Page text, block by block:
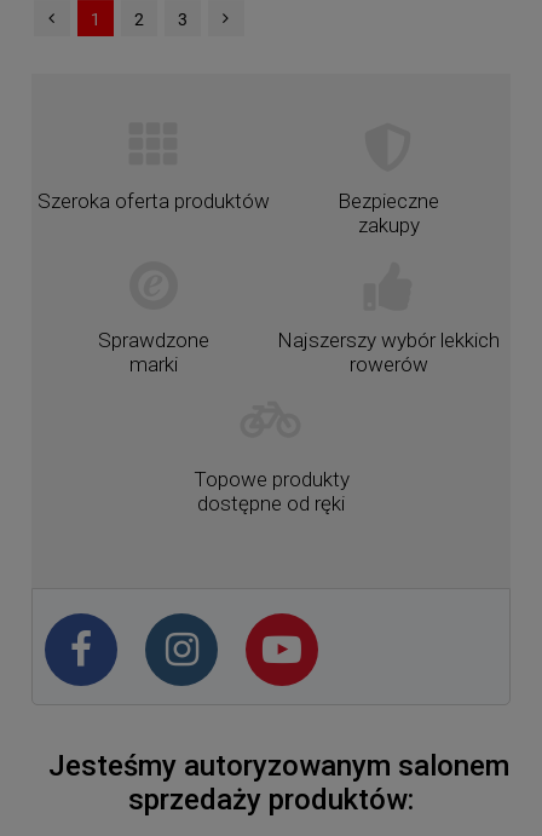
1 2 3
Szeroka oferta produktów
Bezpieczne
zakupy
Sprawdzone
marki
Najszerszy wybór lekkich
rowerów
Topowe produkty
dostępne od ręki
Jesteśmy autoryzowanym salonem
sprzedaży produktów: